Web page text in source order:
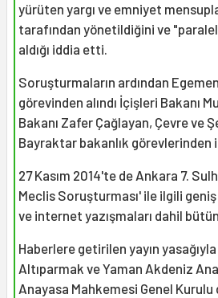
yürüten yargı ve emniyet
tarafından yönetildiğini ve
aldığı iddia etti.
Soruşturmaların ardından
görevinden alındı İçişleri Bakanı
Bakanı Zafer Çağlayan, Çevre ve
Bayraktar bakanlık
27 Kasım 2014'te de Ankara 7.
Meclis Soruşturması' ile ilgili geniş
ve internet yazışmaları dahil
Haberlere getirilen yayın yasağıyla
Altıparmak ve Yaman Akdeniz
Anayasa Mahkemesi Genel Kurulu